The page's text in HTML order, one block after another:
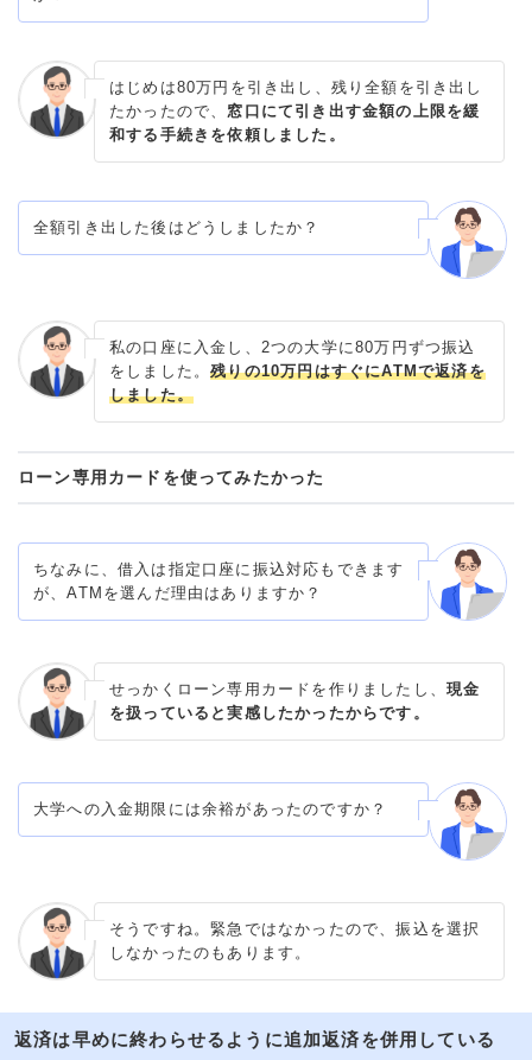
はじめは80万円を引き出し、残り全額を引き出し
たかったので、窓口にて引き出す金額の上限を緩
和する手続きを依頼しました。
全額引き出した後はどうしましたか？
私の口座に入金し、2つの大学に80万円ずつ振込
をしました。残りの10万円はすぐにATMで返済を
しました。
ローン専用カードを使ってみたかった
ちなみに、借入は指定口座に振込対応もできます
が、ATMを選んだ理由はありますか？
せっかくローン専用カードを作りましたし、 現金
を扱っていると実感したかったからです。
大学への入金期限には余裕があったのですか？
そうですね。緊急ではなかったので、振込を選択
しなかったのもあります。
返済は早めに終わらせるように追加返済を併用している